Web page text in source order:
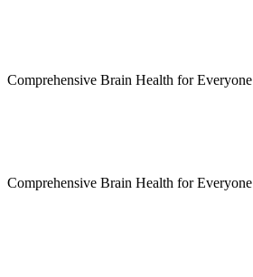
Comprehensive Brain Health for Everyone
Comprehensive Brain Health for Everyone